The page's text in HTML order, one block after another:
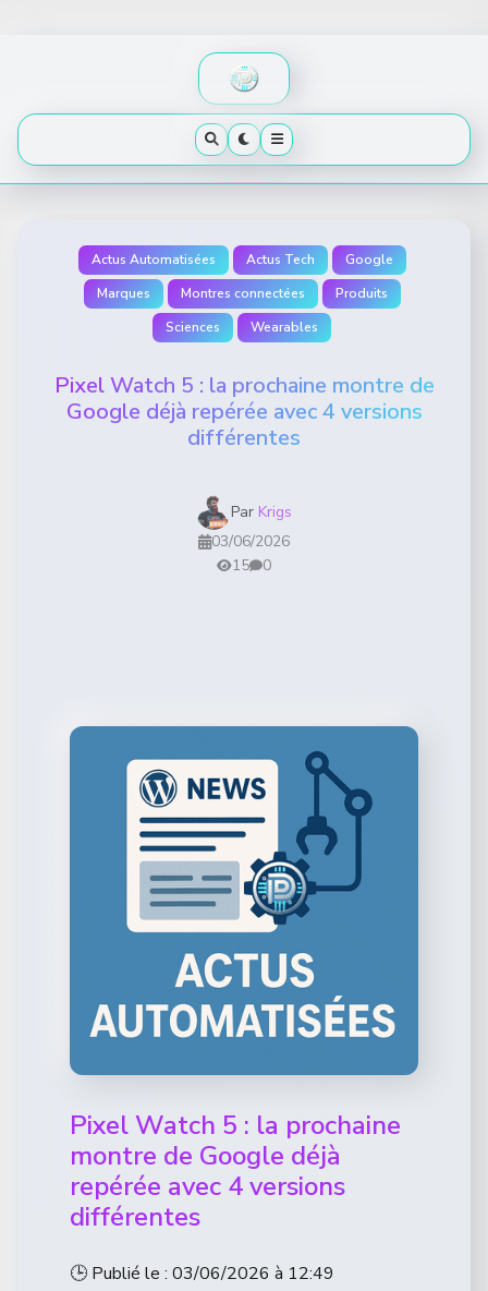
Actus Automatisées Actus Tech
Google
Marques
Montres connectées
Produits
Sciences
Wearables
Pixel Watch 5 : la prochaine montre de
Google déjà repérée avec 4 versions
différentes
Par Krigs
03/06/2026
15
0
Pixel Watch 5 : la prochaine
montre de Google déjà
repérée avec 4 versions
différentes
🕒 Publié le : 03/06/2026 à 12:49